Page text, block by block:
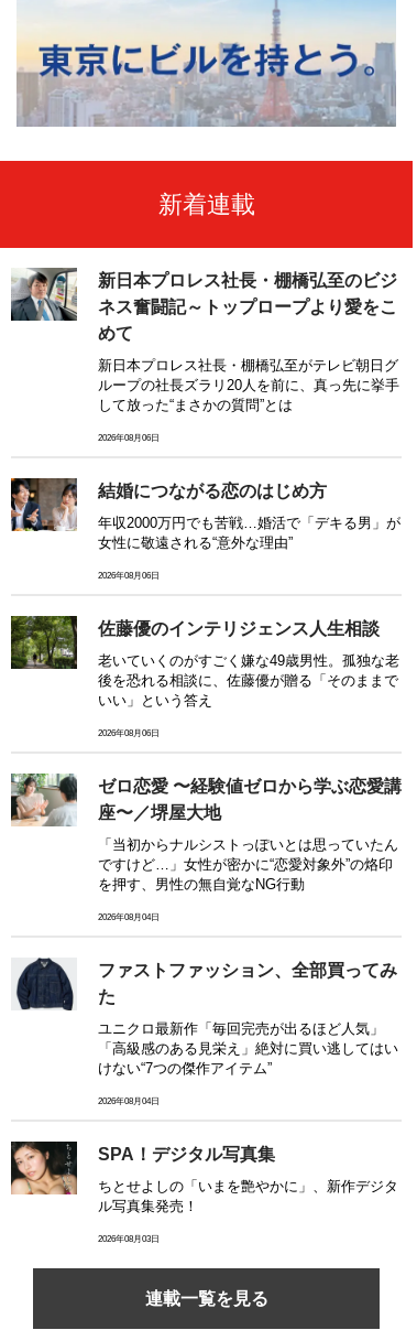
新着連載
新日本プロレス社長・棚橋弘至のビジ
ネス奮闘記～トップロープより愛をこ
めて
新日本プロレス社長・棚橋弘至がテレビ朝日グ
ループの社長ズラリ20人を前に、真っ先に挙手
して放った“まさかの質問”とは
2026年08月06日
結婚につながる恋のはじめ方
年収2000万円でも苦戦…婚活で「デキる男」が
女性に敬遠される“意外な理由”
2026年08月06日
佐藤優のインテリジェンス人生相談
老いていくのがすごく嫌な49歳男性。孤独な老
後を恐れる相談に、佐藤優が贈る「そのままで
いい」という答え
2026年08月06日
ゼロ恋愛 〜経験値ゼロから学ぶ恋愛講
座〜／堺屋大地
「当初からナルシストっぽいとは思っていたん
ですけど…」女性が密かに“恋愛対象外”の烙印
を押す、男性の無自覚なNG行動
2026年08月04日
ファストファッション、全部買ってみ
た
ユニクロ最新作「毎回完売が出るほど人気」
「高級感のある見栄え」絶対に買い逃してはい
けない“7つの傑作アイテム”
2026年08月04日
SPA！デジタル写真集
ちとせよしの「いまを艶やかに」、新作デジタ
ル写真集発売！
2026年08月03日
連載一覧を見る